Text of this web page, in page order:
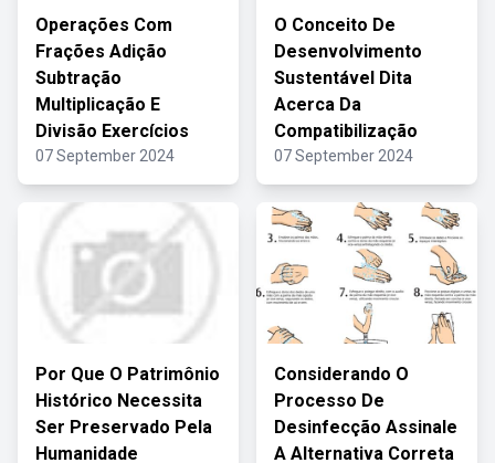
Operações Com
Frações Adição
Subtração
Multiplicação E
Divisão Exercícios
07 September 2024
O Conceito De
Desenvolvimento
Sustentável Dita
Acerca Da
Compatibilização
07 September 2024
Por Que O Patrimônio
Histórico Necessita
Ser Preservado Pela
Humanidade
Considerando O
Processo De
Desinfecção Assinale
A Alternativa Correta